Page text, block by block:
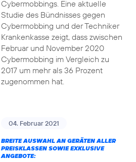
Cybermobbings. Eine aktuelle
Studie des Bündnisses gegen
Cybermobbing und der Techniker
Krankenkasse zeigt, dass zwischen
Februar und November 2020
Cybermobbing im Vergleich zu
2017 um mehr als 36 Prozent
zugenommen hat.
04. Februar 2021
BREITE AUSWAHL AN GERÄTEN ALLER
PREISKLASSEN SOWIE EXKLUSIVE
ANGEBOTE: